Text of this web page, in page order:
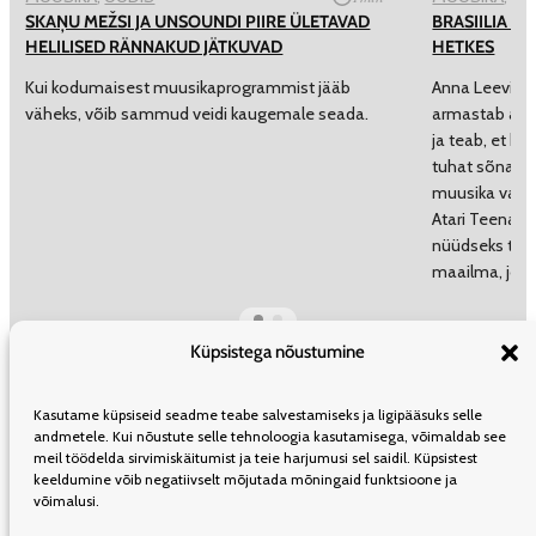
Küpsistega nõustumine
Kasutame küpsiseid seadme teabe salvestamiseks ja ligipääsuks selle
andmetele. Kui nõustute selle tehnoloogia kasutamisega, võimaldab see
meil töödelda sirvimiskäitumist ja teie harjumusi sel saidil. Küpsistest
keeldumine võib negatiivselt mõjutada mõningaid funktsioone ja
võimalusi.
SKAŅU MEŽSI JA UNSOUNDI PIIRE ÜLETAVAD
HELILISED RÄNNAKUD JÄTKUVAD
Kui kodumaisest muusikaprogrammist jääb
väheks, võib sammud veidi kaugemale seada.
BRASIILIA
HETKES
Anna Leevia
armastab
ja teab, et
tuhat sõna!
muusika
Atari
nüüdseks
maailma,
ÜLDINFOTOIMETUSKAASAUTORLUSESTREKLAAMLEVI
TELLIMINEKASUTUSTINGIMUSED